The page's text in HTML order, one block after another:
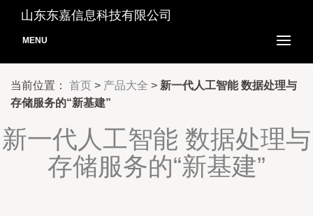
山东东嘉信息科技有限公司
MENU
当前位置： 首页 > 产品大全 > 新一代人工智能 数据处理与
存储服务的“新基建”
新一代人工智能 数据处理与
存储服务的“新基建”